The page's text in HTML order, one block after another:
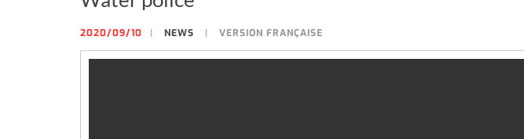
2020/09/10 NEWS VERSION FRANÇAISE